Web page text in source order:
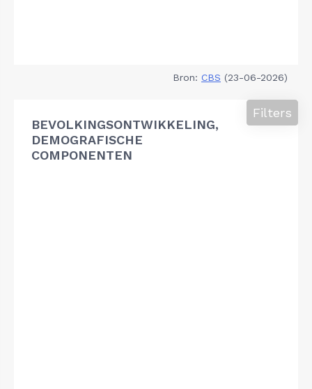
Bron: CBS (23-06-2026)
BEVOLKINGSONTWIKKELING,
DEMOGRAFISCHE
COMPONENTEN
Filters